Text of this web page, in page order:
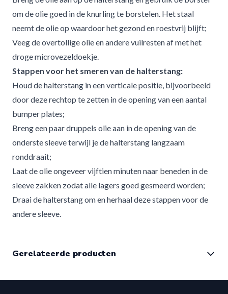
Eigenschap:voorkomt roest en corrosie
Toepassing:ook geschikt als smeermiddel voor
lagers/sleeves
Kwaliteit:farmaceutisch, reukloos, hars- en zuurvrij
Verpakking:druppelflacon voor nauwkeurig doseren
Herkomst:gemaakt in Duitsland
Microvezeldoekjes
Aantal:2 stuks
Afmeting:28 x 28 cm
Materiaal:pluisvrije microvezel
Eigenschap:
Onderhoud:machinewasbaar en herbruikbaar
Voor wie is deze onderhoudsset geschikt?
Deze onderhoudsset is perfect voor iedereen die
regelmatig traint met een halterstang en deze in optimale
Halterstang onderhoudsset bestellen
om de olie goed in de knurling te borstelen. Het staal
neemt de olie op waardoor het gezond en roestvrij blijft;
Veeg de overtollige olie en andere vuilresten af met het
droge microvezeldoekje.
Stappen voor het smeren van de halterstang:
Houd de halterstang in een verticale positie, bijvoorbeeld
door deze rechtop te zetten in de opening van een aantal
bumper plates;
Breng een paar druppels olie aan in de opening van de
onderste sleeve terwijl je de halterstang langzaam
ronddraait;
Laat de olie ongeveer vijftien minuten naar beneden in de
sleeve zakken zodat alle lagers goed gesmeerd worden;
Draai de halterstang om en herhaal deze stappen voor de
andere sleeve.
Gerelateerde producten